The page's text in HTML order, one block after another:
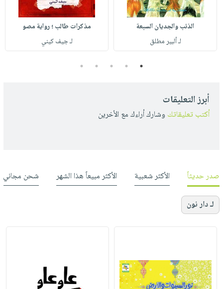
الذئب والجديان السبعة
لـ ألبير مطلق
مذكرات طالب ؛ رواية مصو
لـ جيف كيني
1
2
3
4
5
أبرز التعليقات
أكتب تعليقاتك وشارك أراءك مع الأخرين
صدر حديثاً الأكثر شعبية الأكثر مبيعاً هذا الشهر شحن مجاني
لـ دار نون